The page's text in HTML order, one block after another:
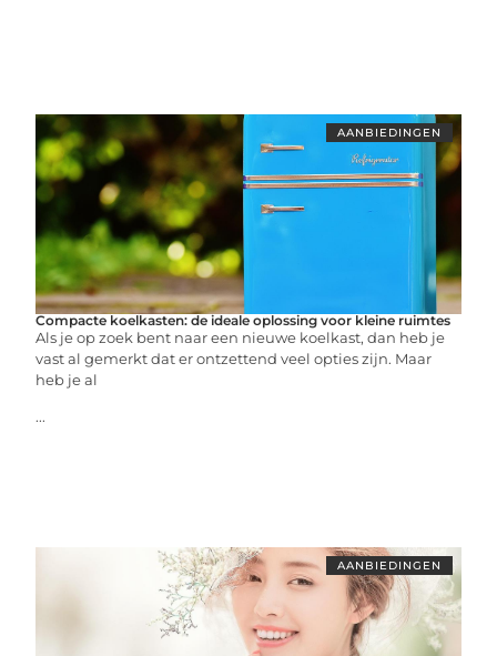
AANBIEDINGEN
Compacte koelkasten: de ideale oplossing voor kleine ruimtes
Als je op zoek bent naar een nieuwe koelkast, dan heb je
vast al gemerkt dat er ontzettend veel opties zijn. Maar
heb je al
...
AANBIEDINGEN